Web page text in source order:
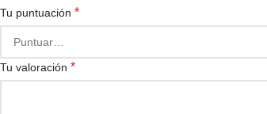
Tu puntuación *
Tu valoración *